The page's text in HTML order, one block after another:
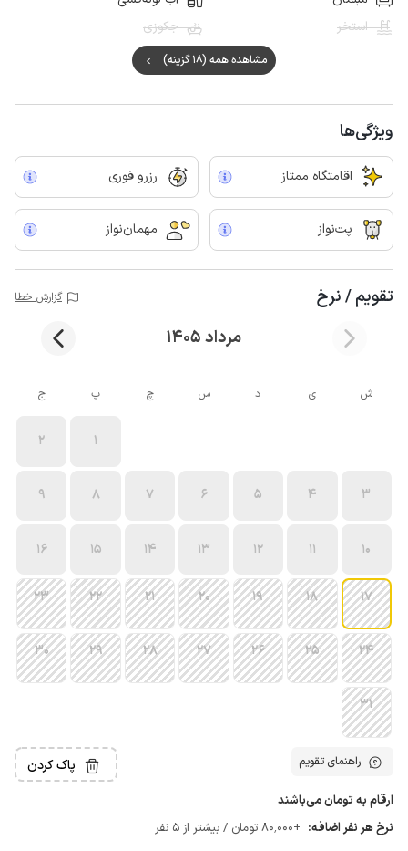
استخر
جکوزی
مشاهده همه (18 گزینه)
ویژگی‌ها
اقامتگاه ممتاز رزرو فوری
پت‌نواز مهمان‌نواز
تقویم / نرخ گزارش خطا
مرداد 1405
ش ی د س چ پ ج
1
2
3
4
5
6
7
8
9
10
11
12
13
14
15
16
17
18
19
20
21
22
23
24
25
26
27
28
29
30
31
راهنمای تقویم پاک کردن
ارقام به تومان می‌باشند
نرخ هر نفر اضافه: +80٬000 تومان / بیشتر از 5 نفر